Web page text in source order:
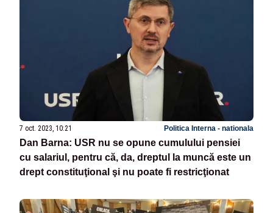
7 oct. 2023, 10:21 Politica Interna - nationala
Dan Barna: USR nu se opune cumulului pensiei
cu salariul, pentru că, da, dreptul la muncă este un
drept constituţional şi nu poate fi restricţionat